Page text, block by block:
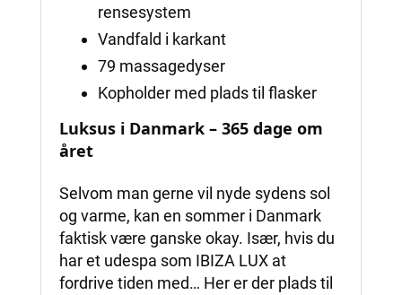
rensesystem
Vandfald i karkant
79 massagedyser
Kopholder med plads til flasker
Luksus i Danmark – 365 dage om
året
Selvom man gerne vil nyde sydens sol
og varme, kan en sommer i Danmark
faktisk være ganske okay. Især, hvis du
har et udespa som IBIZA LUX at
fordrive tiden med… Her er der plads til